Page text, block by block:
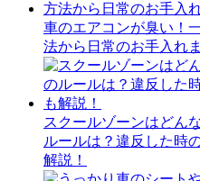
車のエアコンが臭い！
法から日常のお手入れ
スクールゾーンはどん
ルールは？違反した時
解説！